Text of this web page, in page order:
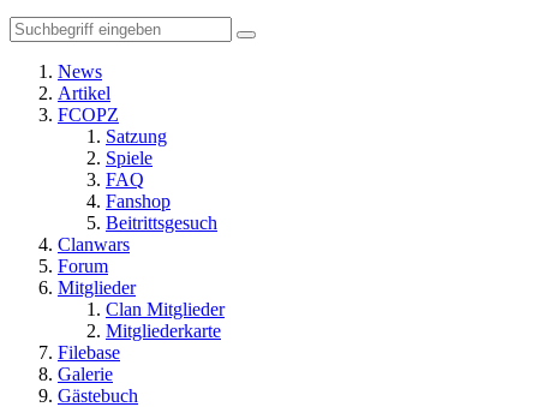
News
Artikel
FCOPZ
Satzung
Spiele
FAQ
Fanshop
Beitrittsgesuch
Clanwars
Forum
Mitglieder
Clan Mitglieder
Mitgliederkarte
Filebase
Galerie
Gästebuch